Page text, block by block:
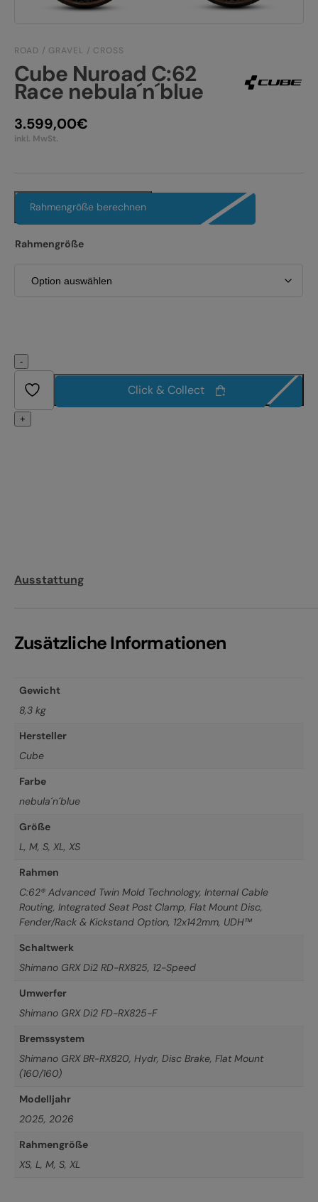
E-BIKE HARDTAIL
E-BIKE TOUR
Alle entdecken
KONTAKT
PRODUKTRÜCKRUFE
ROAD / GRAVEL / CROSS
Cube Nuroad C:62
Race nebula´n´blue
3.599,00€
inkl. MwSt.
Rahmengröße berechnen
Rahmengröße
-
+
Click & Collect
Ausstattung
Zusätzliche Informationen
Gewicht
8,3 kg
Hersteller
Cube
Farbe
nebula´n´blue
Größe
L, M, S, XL, XS
Rahmen
C:62® Advanced Twin Mold Technology, Internal Cable
Routing, Integrated Seat Post Clamp, Flat Mount Disc,
Fender/Rack & Kickstand Option, 12x142mm, UDH™
Schaltwerk
Shimano GRX Di2 RD-RX825, 12-Speed
Umwerfer
Shimano GRX Di2 FD-RX825-F
Bremssystem
Shimano GRX BR-RX820, Hydr, Disc Brake, Flat Mount
(160/160)
Modelljahr
2025, 2026
Rahmengröße
XS, L, M, S, XL